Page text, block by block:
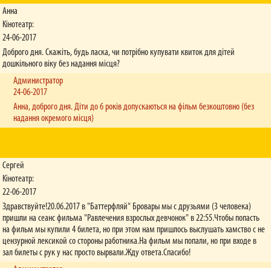
розкладі.
Як можна повернути онлайн-квиток?
Квитки повертаються через спеціальний сервіс (див. розділ "Правила"). Звертаємо
вашу увагу, що повернути онлайн-квиток можливо не пізніше аніж за 2 години до
початку сеансу.
Не надійшли онлайн-квитки на пошту, що робити?
Якщо після завершення оплати онлайн-замовлення квитки не надійшли на вашу пошту
протягом 10-15 хвилин, зверніться, будь ласка, до техпідтримки кінотеатру, де ви
оформлювали онлайн-замовлення. Контактний номер вказано у схемах залів та у
розділі "Контакти".
Так, адже касир робить ксерокопію із кожного студентського/учнівського/пенсійного
посвідчення за правилами кінотеатру.
Чи діють у вашій мережі знижки за карткою ISIC?
У мережі кінотеатрів «Баттерфляй» знижки за карткою ISIC надаються на умовах
знижок для студентів.
Чи існує знижка на прем’єрний сеанс?
На прем’єрні сеанси знижки не надаються.
Анна
Кінотеатр:
24-06-2017
Доброго дня. Скажіть, будь ласка, чи потрібно купувати квиток для дітей
дошкільного віку без надання місця?
Администратор
24-06-2017
Анна, доброго дня. Діти до 6 років допускаються на фільм безкоштовно (без
надання окремого місця)
Сергей
Кінотеатр:
22-06-2017
Здравствуйте!20.06.2017 в "Баттерфляй" Бровары мы с друзьями (3 человека)
пришли на сеанс фильма "Равлечения взрослых девчонок" в 22:55.Чтобы попасть
на фильм мы купили 4 билета, но при этом нам пришлось выслушать хамство с не
цензурной лексикой со стороны работника.На фильм мы попали, но при входе в
зал билеты с рук у нас просто вырвали.Жду ответа.Спасибо!